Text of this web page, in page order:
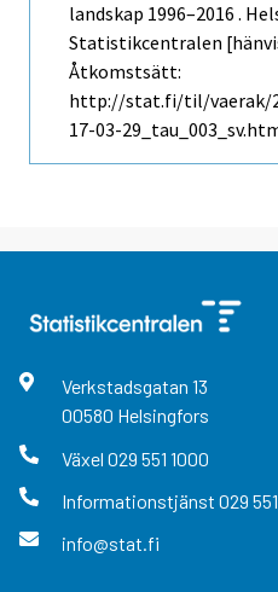
landskap 1996–2016 .
Statistikcentralen
Åtkomstsätt:
http://stat.fi/til/vaerak/
17-03-
Verkstadsgatan 13
00580 Helsingfors
Växel 029 551 1000
Informationstjänst 029
info@stat.fi